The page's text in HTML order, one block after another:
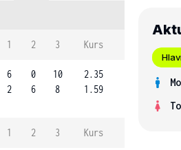
1 2 3 Kurs
6
2
0
6
10
8
2.35
1.59
1 2 3 Kurs